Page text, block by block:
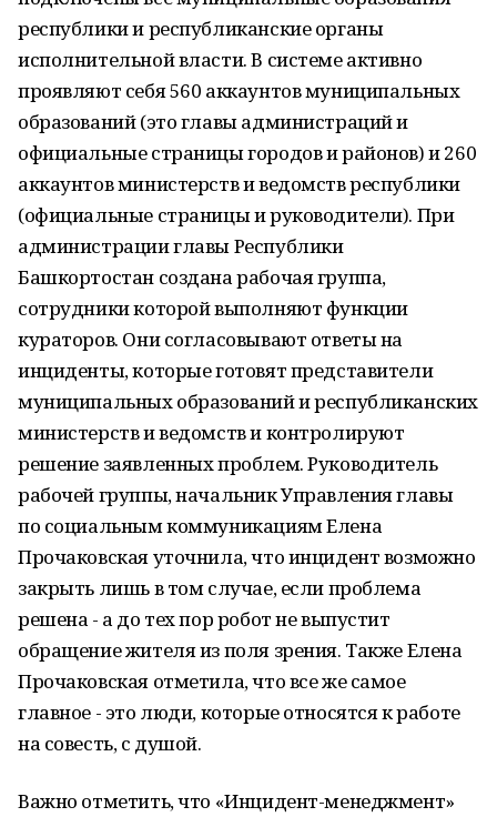
республики и республиканские органы
исполнительной власти. В системе активно
проявляют себя 560 аккаунтов муниципальных
образований (это главы администраций и
официальные страницы городов и районов) и 260
аккаунтов министерств и ведомств республики
(официальные страницы и руководители). При
администрации главы Республики
Башкортостан создана рабочая группа,
сотрудники которой выполняют функции
кураторов. Они согласовывают ответы на
инциденты, которые готовят представители
муниципальных образований и республиканских
министерств и ведомств и контролируют
решение заявленных проблем. Руководитель
рабочей группы, начальник Управления главы
по социальным коммуникациям Елена
Прочаковская уточнила, что инцидент возможно
закрыть лишь в том случае, если проблема
решена - а до тех пор робот не выпустит
обращение жителя из поля зрения. Также Елена
Прочаковская отметила, что все же самое
главное - это люди, которые относятся к работе
на совесть, с душой.
Важно отметить, что «Инцидент-менеджмент»